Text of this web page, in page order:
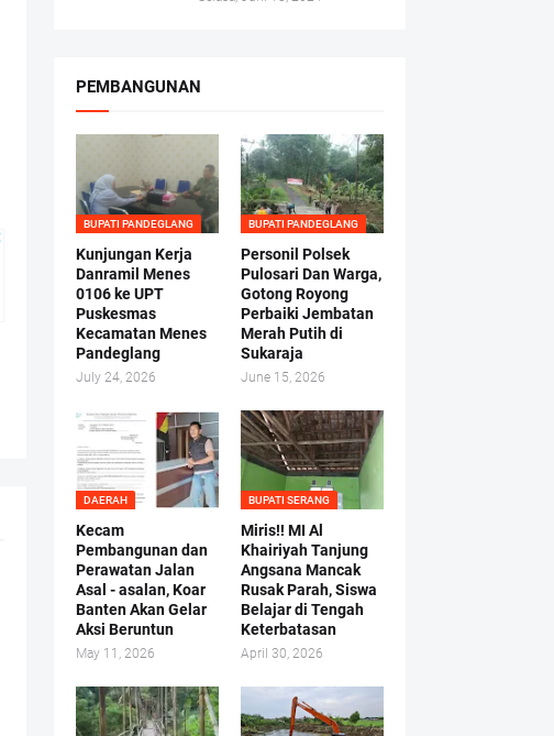
PEMBANGUNAN
BUPATI PANDEGLANG
Kunjungan Kerja
Danramil Menes
0106 ke UPT
Puskesmas
Kecamatan Menes
Pandeglang
July 24, 2026
BUPATI PANDEGLANG
Personil Polsek
Pulosari Dan Warga,
Gotong Royong
Perbaiki Jembatan
Merah Putih di
Sukaraja
June 15, 2026
DAERAH
Kecam
Pembangunan dan
Perawatan Jalan
Asal - asalan, Koar
Banten Akan Gelar
Aksi Beruntun
May 11, 2026
BUPATI SERANG
Miris!! MI Al
Khairiyah Tanjung
Angsana Mancak
Rusak Parah, Siswa
Belajar di Tengah
Keterbatasan
April 30, 2026